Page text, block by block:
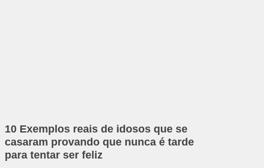
10 Exemplos reais de idosos que se
casaram provando que nunca é tarde
para tentar ser feliz